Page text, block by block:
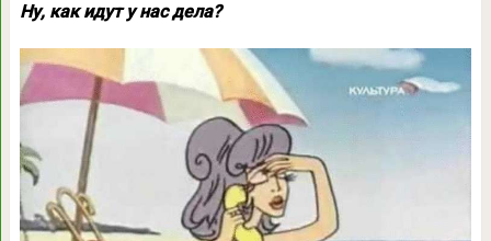
Ну, как идут у нас дела?